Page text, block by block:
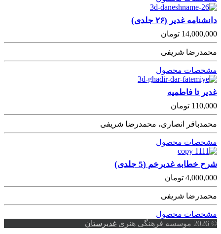
دانشنامه غدیر (٢۶ جلدی)
14,000,000 تومان
محمدرضا شریفی
مشخصات محصول
غدیر تا فاطمیه
110,000 تومان
محمدباقر انصاری، محمدرضا شریفی
مشخصات محصول
شرح خطابه غدیرخم (5 جلدی)
4,000,000 تومان
محمدرضا شریفی
مشخصات محصول
© 2026 موسسه فرهنگی هنری
غدیرستان